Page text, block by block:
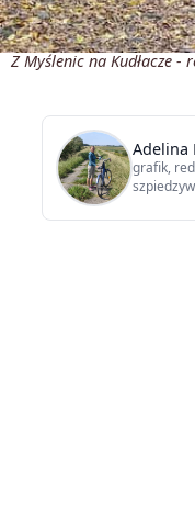
Z Myślenic na Kudłacze -
Adelina
grafik,